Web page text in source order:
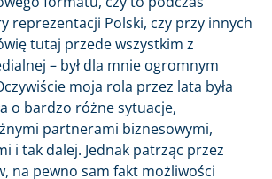
reprezentacji Polski, czy przy innych
tutaj przede wszystkim z
– był dla mnie ogromnym
moja rola przez lata była
o bardzo różne sytuacje,
partnerami biznesowymi,
i tak dalej. Jednak patrząc przez
na pewno sam fakt możliwości